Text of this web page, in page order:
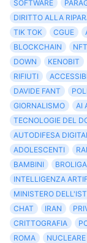
SOFTWARE
DIRITTO ALLA
TIK TOK
CGUE
BLOCKCHAIN
NFT
DOWN
KENOBIT
RIFIUTI
DAVIDE FANT
GIORNALISMO
AI
TECNOLOGIE DEL
AUTODIFESA
ADOLESCENTI
BAMBINI
INTELLIGENZA
MINISTERO
CHAT
IRAN
CRITTOGRAFIA
ROMA
NUCLEARE